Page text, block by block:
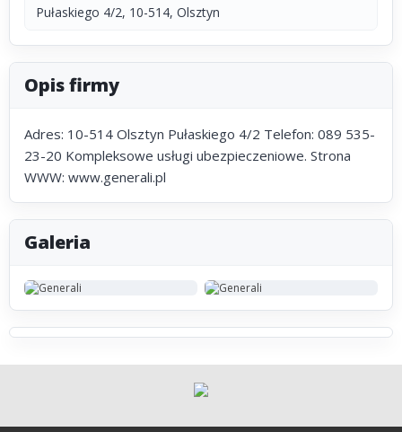
Pułaskiego 4/2, 10-514, Olsztyn
Opis firmy
Adres: 10-514 Olsztyn Pułaskiego 4/2 Telefon: 089 535-
23-20 Kompleksowe usługi ubezpieczeniowe. Strona
WWW: www.generali.pl
Galeria